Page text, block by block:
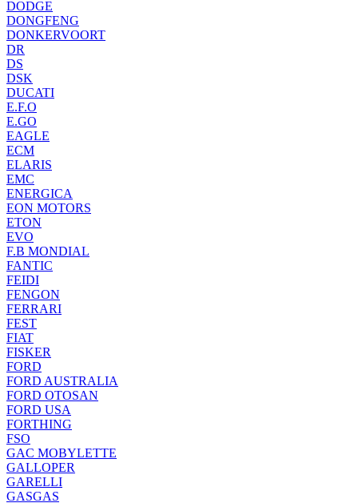
DODGE
DONGFENG
DONKERVOORT
DR
DS
DSK
DUCATI
E.F.O
E.GO
EAGLE
ECM
ELARIS
EMC
ENERGICA
EON MOTORS
ETON
EVO
F.B MONDIAL
FANTIC
FEIDI
FENGON
FERRARI
FEST
FIAT
FISKER
FORD
FORD AUSTRALIA
FORD OTOSAN
FORD USA
FORTHING
FSO
GAC MOBYLETTE
GALLOPER
GARELLI
GASGAS